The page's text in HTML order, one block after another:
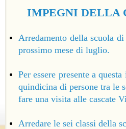
IMPEGNI DELLA
Arredamento della scuola
prossimo mese di luglio.
Per essere presente a
quindicina di persone tra le
fare una visita alle cascate
Arredare le sei classi della